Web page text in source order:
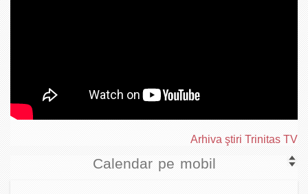
Arhiva ştiri Trinitas TV
Calendar pe mobil